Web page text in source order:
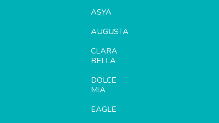
ASYA
AUGUSTA
CLARA
BELLA
DOLCE
MIA
EAGLE